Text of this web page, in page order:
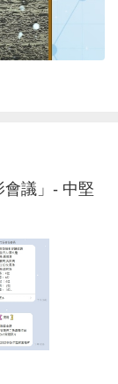
議」- 中堅